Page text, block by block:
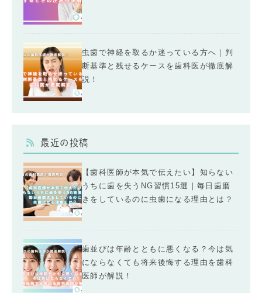
虫歯で神経を取るか迷っている方へ｜判
断基準と残せるケースを歯科医が徹底解
説！
最近の投稿
【歯科医師が本気で伝えたい】知らない
うちに歯を失うNG習慣15選｜毎日歯磨
きをしているのに虫歯になる理由とは？
歯並びは年齢とともに悪くなる？今は気
にならなくても将来後悔する理由を歯科
医師が解説！